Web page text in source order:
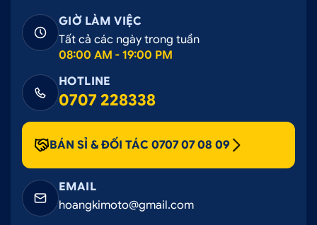
GIỜ LÀM VIỆC
Tất cả các ngày trong tuần
08:00 AM - 19:00 PM
HOTLINE
0707 228338
BÁN SỈ & ĐỐI TÁC 0707 07 08 09
EMAIL
hoangkimoto@gmail.com